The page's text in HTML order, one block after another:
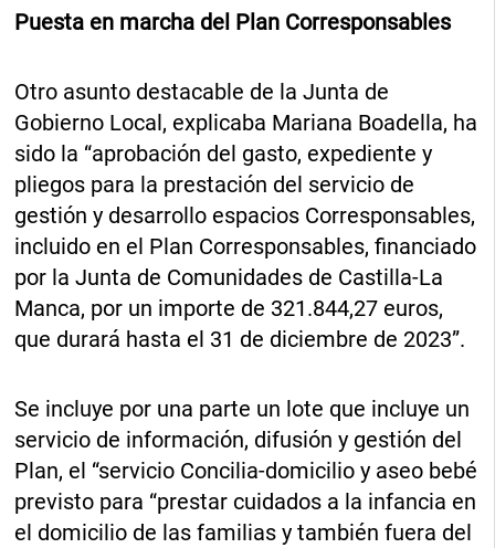
Puesta en marcha del Plan Corresponsables
Otro asunto destacable de la Junta de
Gobierno Local, explicaba Mariana Boadella, ha
sido la “aprobación del gasto, expediente y
pliegos para la prestación del servicio de
gestión y desarrollo espacios Corresponsables,
incluido en el Plan Corresponsables, financiado
por la Junta de Comunidades de Castilla-La
Manca, por un importe de 321.844,27 euros,
que durará hasta el 31 de diciembre de 2023”.
Se incluye por una parte un lote que incluye un
servicio de información, difusión y gestión del
Plan, el “servicio Concilia-domicilio y aseo bebé
previsto para “prestar cuidados a la infancia en
el domicilio de las familias y también fuera del